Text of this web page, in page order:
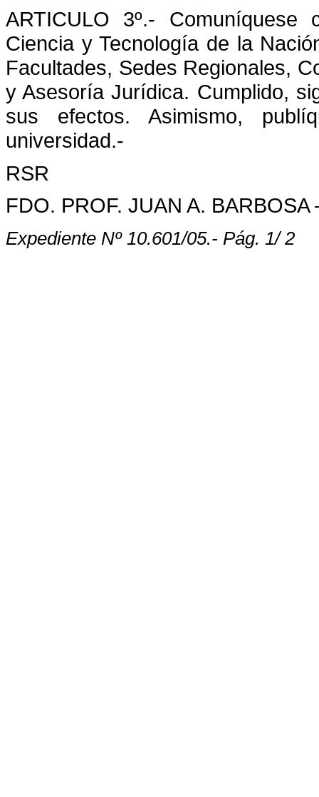
ARTICULO 3º.-
Ciencia y Tecnología de la
Facultades, Sedes Regionales,
y Asesoría Jurídica. Cumplido,
sus efectos. Asimismo,
universidad.-
RSR
FDO. PROF. JUAN A.
Expediente Nº 10.601/05.- Pág. 1/ 2